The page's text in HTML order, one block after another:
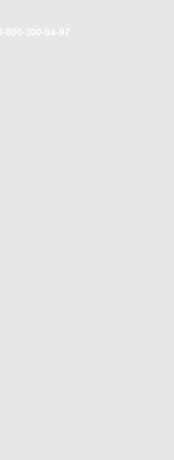
8-800-300-84-97